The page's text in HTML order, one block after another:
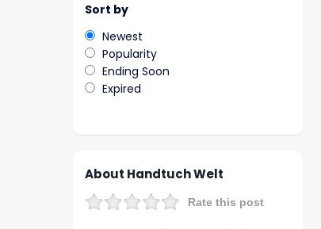
Sort by
Newest
Popularity
Ending Soon
Expired
About Handtuch Welt
Rate this post